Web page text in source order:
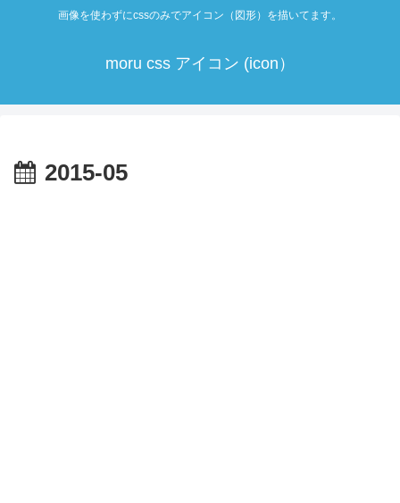
画像を使わずにcssのみでアイコン（図形）を描いてます。
moru css アイコン (icon）
2015-05